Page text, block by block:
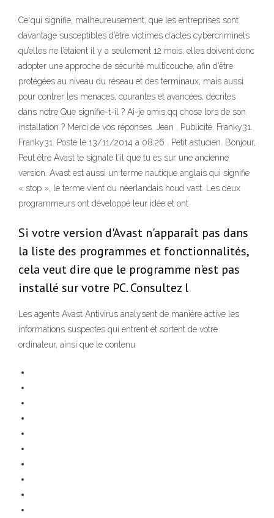
Ce qui signifie, malheureusement, que les entreprises sont
davantage susceptibles d’être victimes d’actes cybercriminels
qu’elles ne l’étaient il y a seulement 12 mois, elles doivent donc
adopter une approche de sécurité multicouche, afin d’être
protégées au niveau du réseau et des terminaux, mais aussi
pour contrer les menaces, courantes et avancées, décrites
dans notre Que signifie-t-il ? Ai-je omis qq chose lors de son
installation ? Merci de vos réponses. Jean . Publicité. Franky31.
Franky31. Posté le 13/11/2014 à 08:26 . Petit astucien. Bonjour,
Peut être Avast te signale t'il que tu es sur une ancienne
version. Avast est aussi un terme nautique anglais qui signifie
« stop », le terme vient du néerlandais houd vast. Les deux
programmeurs ont développé leur idée et ont
Si votre version d'Avast n'apparaît pas dans
la liste des programmes et fonctionnalités,
cela veut dire que le programme n'est pas
installé sur votre PC. Consultez l
Les agents Avast Antivirus analysent de manière active les
informations suspectes qui entrent et sortent de votre
ordinateur, ainsi que le contenu